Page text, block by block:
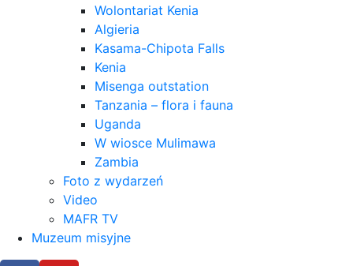
Wolontariat Kenia
Algieria
Kasama-Chipota Falls
Kenia
Misenga outstation
Tanzania – flora i fauna
Uganda
W wiosce Mulimawa
Zambia
Foto z wydarzeń
Video
MAFR TV
Muzeum misyjne